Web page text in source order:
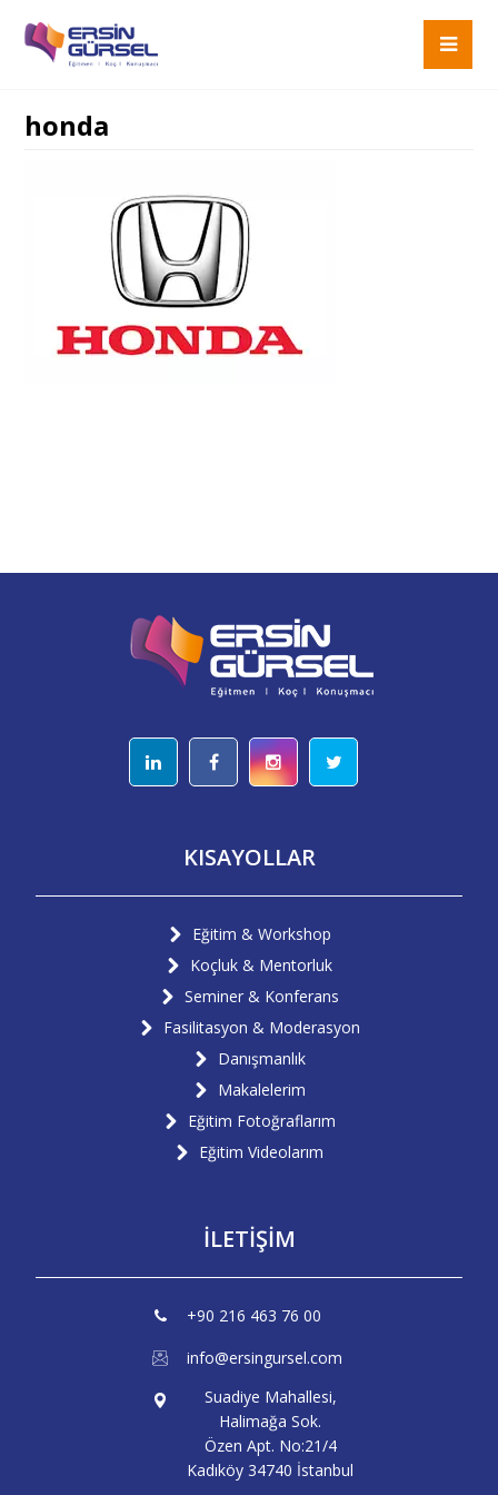
honda
KISAYOLLAR
Eğitim & Workshop
Koçluk & Mentorluk
Seminer & Konferans
Fasilitasyon & Moderasyon
Danışmanlık
Makalelerim
Eğitim Fotoğraflarım
Eğitim Videolarım
İLETİŞİM
+90 216 463 76 00
info@ersingursel.com
Suadiye Mahallesi,
Halimağa Sok.
Özen Apt. No:21/4
Kadıköy 34740 İstanbul